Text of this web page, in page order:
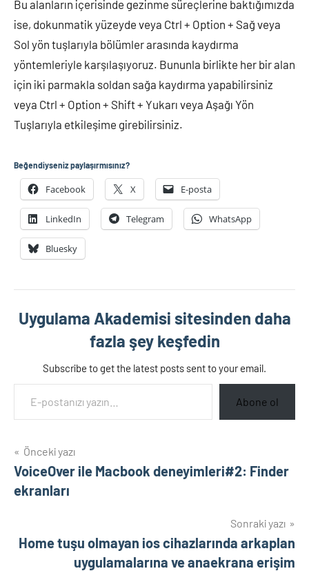
Bu alanların içerisinde gezinme süreçlerine baktığımızda
ise, dokunmatik yüzeyde veya Ctrl + Option + Sağ veya
Sol yön tuşlarıyla bölümler arasında kaydırma
yöntemleriyle karşılaşıyoruz. Bununla birlikte her bir alan
için iki parmakla soldan sağa kaydırma yapabilirsiniz
veya Ctrl + Option + Shift + Yukarı veya Aşağı Yön
Tuşlarıyla etkileşime girebilirsiniz.
Beğendiyseniz paylaşırmısınız?
Facebook X E-posta
LinkedIn Telegram WhatsApp
Bluesky
Uygulama Akademisi sitesinden daha
fazla şey keşfedin
Subscribe to get the latest posts sent to your email.
E-postanızı yazın…
Abone ol
Yazı
gezinmesi
Önceki yazı
VoiceOver ile Macbook deneyimleri#2: Finder
ekranları
Sonraki yazı
Home tuşu olmayan ios cihazlarında arkaplan
uygulamalarına ve anaekrana erişim